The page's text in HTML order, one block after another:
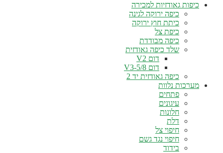
כיפות גאודזיות למכירה
כיפה ירוקה לגינה
כיתת חוץ ירוקה
כיפת צל
כיפה מבודדת
שלד כיפה גאודזית
דום V2
דום V3-5/8
כיפה גאודזית יד 2
מערכות נלוות
פתחים
עיגונים
חלונות
דלת
חיפוי צל
חיפוי נגד גשם
בידוד